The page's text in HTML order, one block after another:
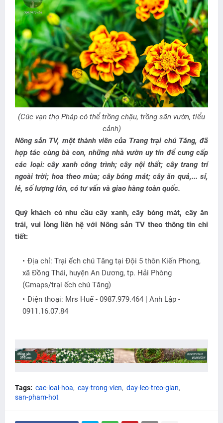
(Cúc vạn thọ Pháp có thể trồng chậu, trồng sân vườn, tiểu
cảnh)
Nông sản TV, một thành viên của Trang trại chú Tăng, đã
hợp tác cùng bà con, những nhà vườn uy tín để cung cấp
các loại: cây xanh công trình; cây nội thất; cây trang trí
ngoài trời; hoa theo mùa; cây bóng mát; cây ăn quả,... sỉ,
lẻ, số lượng lớn, có tư vấn và giao hàng toàn quốc.
Quý khách có nhu cầu cây xanh, cây bóng mát, cây ăn
trái, vui lòng liên hệ với Nông sản TV theo thông tin chi
tiết:
Địa chỉ: Trại ếch chú Tăng tại Đội 5 thôn Kiến Phong,
xã Đồng Thái, huyện An Dương, tp. Hải Phòng
(Gmaps/trại ếch chú Tăng)
Điện thoại: Mrs Huế - 0987.979.464 | Anh Lập -
0911.16.07.84
Tags: cac-loai-hoa cay-trong-vien
day-leo-treo-gian
san-pham-hot